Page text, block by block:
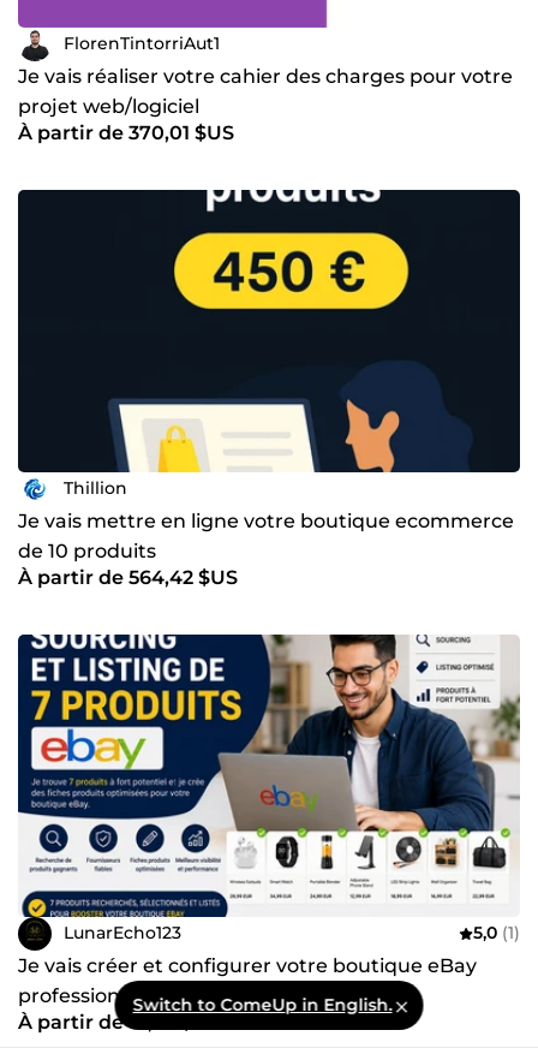
FlorenTintorriAut1
Je vais réaliser votre cahier des charges pour votre
projet web/logiciel
À partir de 370,01 $US
Thillion
Je vais mettre en ligne votre boutique ecommerce
de 10 produits
À partir de 564,42 $US
LunarEcho123 5,0 (1)
Je vais créer et configurer votre boutique eBay
professionnelle pour l'e-commerce et le
dropshipping
À partir de 18,82 $US
Switch to ComeUp in English.